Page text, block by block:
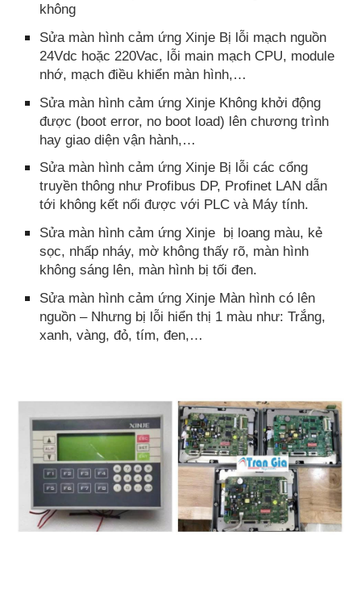
không
Sửa màn hình cảm ứng Xinje Bị lỗi mạch nguồn
24Vdc hoặc 220Vac, lỗi main mạch CPU, module
nhớ, mạch điều khiển màn hình,…
Sửa màn hình cảm ứng Xinje Không khởi động
được (boot error, no boot load) lên chương trình
hay giao diện vận hành,…
Sửa màn hình cảm ứng Xinje Bị lỗi các cổng
truyền thông như Profibus DP, Profinet LAN dẫn
tới không kết nối được với PLC và Máy tính.
Sửa màn hình cảm ứng Xinje bị loang màu, kẻ
sọc, nhấp nháy, mờ không thấy rõ, màn hình
không sáng lên, màn hình bị tối đen.
Sửa màn hình cảm ứng Xinje Màn hình có lên
nguồn – Nhưng bị lỗi hiển thị 1 màu như: Trắng,
xanh, vàng, đỏ, tím, đen,…